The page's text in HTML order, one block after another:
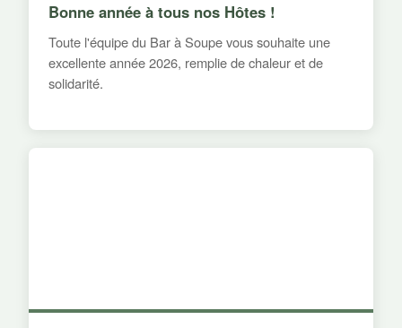
Bonne année à tous nos Hôtes !
Toute l'équipe du Bar à Soupe vous souhaite une
excellente année 2026, remplie de chaleur et de
solidarité.